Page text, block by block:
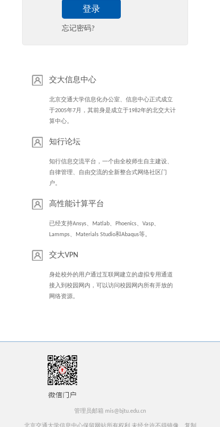
登录
忘记密码?
交大信息中心
北京交通大学信息化办公室、信息中心正式成立
于2005年7月，其前身是成立于1982年的北交大计
算中心。
知行论坛
知行信息交流平台，一个由全校师生自主建设、
自律管理、自由交流的全新整合式网络社区门
户。
高性能计算平台
已经支持Ansys、Matlab、Phoenics、Vasp、
Lammps、Materials Studio和Abaqus等。
交大VPN
身处校外的用户通过互联网建立的虚拟专用通道
接入到校园网内，可以访问校园网内所有开放的
网络资源。
管理员邮箱 mis@bjtu.edu.cn